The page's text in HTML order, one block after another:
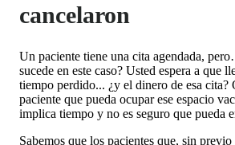
cancelaron
Un paciente tiene una cita agendada,
sucede en este caso? Usted espera a que
tiempo perdido... ¿y el dinero de esa cita?
paciente que pueda ocupar ese espacio
implica tiempo y no es seguro que pueda
Sabemos que los pacientes que, sin